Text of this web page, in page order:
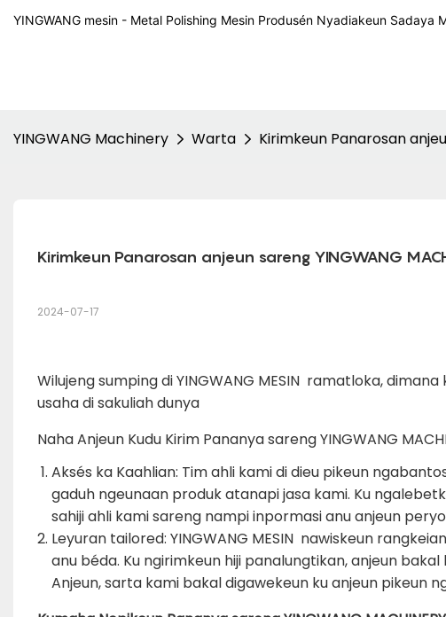
YINGWANG mesin - Metal Polishing Mesin Produsén Nyadiakeun Sadaya
YINGWANG Machinery Warta Kirimkeun Panarosan
Kirimkeun Panarosan anjeun sareng YINGWANG
2024-07-17
Wilujeng sumping di YINGWANG MESIN ramatloka,
usaha di sakuliah dunya
Naha Anjeun Kudu Kirim Pananya sareng YINGWANG
Aksés ka Kaahlian: Tim ahli kami di dieu pikeun
gaduh ngeunaan produk atanapi jasa kami. Ku
sahiji ahli kami sareng nampi inpormasi anu anjeun
Leyuran tailored: YINGWANG MESIN nawiskeun
anu béda. Ku ngirimkeun hiji panalungtikan, anjeun
Anjeun, sarta kami bakal digawekeun ku anjeun pikeun